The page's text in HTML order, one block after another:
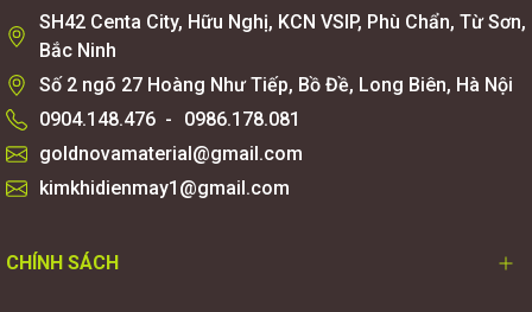
SH42 Centa City, Hữu Nghị, KCN VSIP, Phù Chẩn, Từ Sơn,
Bắc Ninh
Số 2 ngõ 27 Hoàng Như Tiếp, Bồ Đề, Long Biên, Hà Nội
0904.148.476 -
0986.178.081
goldnovamaterial@gmail.com
kimkhidienmay1@gmail.com
CHÍNH SÁCH